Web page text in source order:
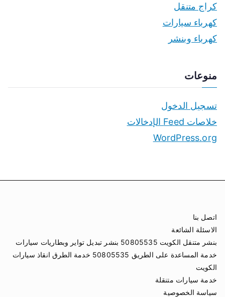
كراج متنقل
كهرباء سيارات
كهرباء وبنشر
منوعات
تسجيل الدخول
خلاصات Feed الإدخالات
WordPress.org
اتصل بنا
الاسئلة الشائعة
بنشر متنقل الكويت 50805535 بنشر تبديل تواير وبطاريات سيارات
خدمة المساعدة على الطريق 50805535 خدمة الطرق انقاذ سيارات
الكويت
خدمة سيارات متنقلة
سياسة الخصوصية